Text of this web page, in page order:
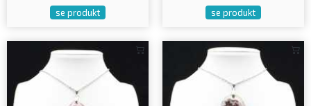
se produkt se produkt